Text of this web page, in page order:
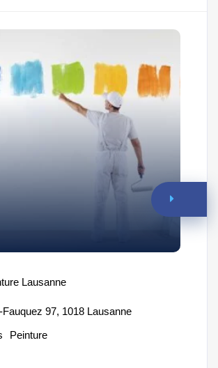
Lausanne
Fauquez 97, 1018 Lausanne
Peinture